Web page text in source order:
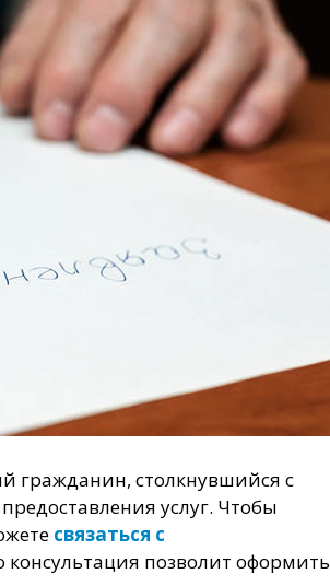
гражданин, столкнувшийся с
услуг. Чтобы
связаться с
консультация позволит оформить